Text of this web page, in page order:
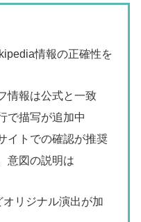
情報の正確性を
情報は公式と一致
で描写が追加中
イトでの確認が推奨
意図の説明は
オリジナル演出が加